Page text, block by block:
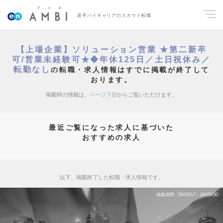
若手ハイキャリアのスカウト転職
【上場企業】ソリューション営業 ★第二新卒
可/営業未経験可★◆年休125日／土日祝休み／
転勤なし の転職・求人情報はすでに掲載が終了して
おります。
掲載時の情報は、 ページ下部からご覧いただけます。
最近ご覧になった求人に基づいた
おすすめの求人
以下、掲載終了した転職・求人情報です。
掲載期間 26/05/17～26/05/30